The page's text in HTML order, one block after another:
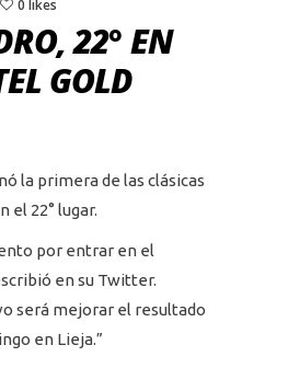
0 likes
22° EN
GOLD
la primera de las clásicas
el 22° lugar.
por entrar en el
en su Twitter.
será mejorar el resultado
en Lieja.”